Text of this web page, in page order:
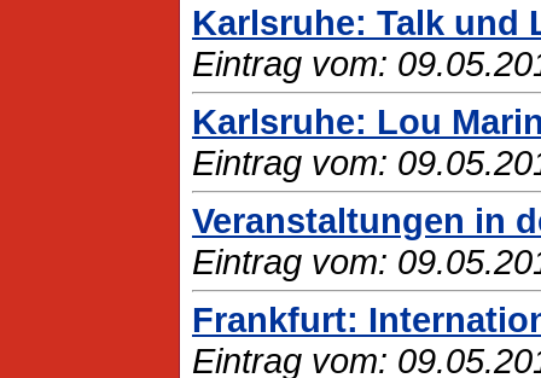
Karlsruhe: Talk und
Eintrag vom:
Karlsruhe: Lou
Eintrag vom:
Veranstaltungen in
Eintrag vom:
Frankfurt:
Eintrag vom: